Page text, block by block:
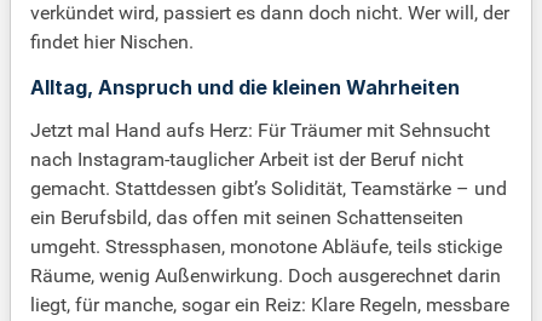
verkündet wird, passiert es dann doch nicht. Wer will, der
findet hier Nischen.
Alltag, Anspruch und die kleinen Wahrheiten
Jetzt mal Hand aufs Herz: Für Träumer mit Sehnsucht
nach Instagram-tauglicher Arbeit ist der Beruf nicht
gemacht. Stattdessen gibt’s Solidität, Teamstärke – und
ein Berufsbild, das offen mit seinen Schattenseiten
umgeht. Stressphasen, monotone Abläufe, teils stickige
Räume, wenig Außenwirkung. Doch ausgerechnet darin
liegt, für manche, sogar ein Reiz: Klare Regeln, messbare